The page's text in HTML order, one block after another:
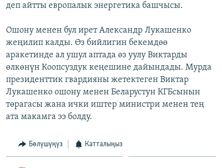
деп айтты европалык энергетика башчысы.
Ошону менен бул ирет Александр Лукашенко
жеңилип калды. Өз бийлигин бекемдөө
аракетинде ал ушул аптада өз уулу Виктарды
өлкөнүн Коопсуздук кеңешине дайындады. Мурда
президенттик гвардияны жетектеген Виктар
Лукашенко ошону менен Беларустун КГБсынын
төрагасы жана ички иштер министри менен тең
ата макамга ээ болду.
Бөлүшүңүз Катталыңыз